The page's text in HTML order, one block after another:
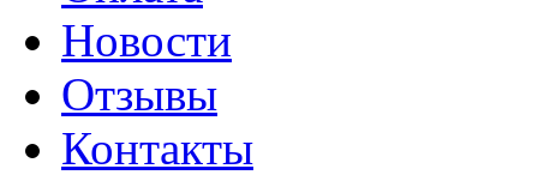
Новости
Отзывы
Контакты